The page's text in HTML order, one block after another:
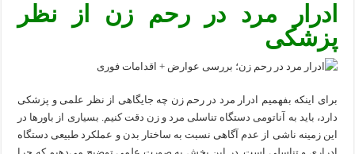
ادرار مرد در رحم زن از نظر
پزشکی
برای اینکه بفهمیم ادرار مرد در رحم زن چه جایگاهی از نظر علمی و پزشکی
دارد، باید به آناتومی دستگاه تناسلی مرد و زن دقت کنیم. بسیاری از باورها در
این زمینه ناشی از عدم آگاهی نسبت به ساختار بدن و عملکرد طبیعی دستگاه